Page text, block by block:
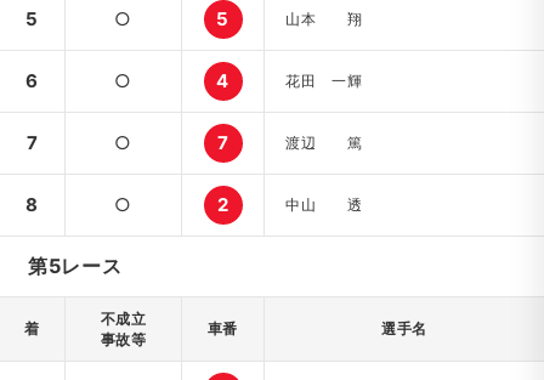
5 ○ 5 山本 翔
6 ○ 4 花田 一輝
7 ○ 7 渡辺 篤
8 ○ 2 中山 透
第5レース
着
不成立
事故等
車番 選手名